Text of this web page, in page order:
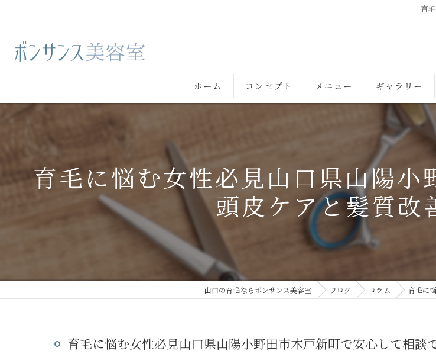
育
ホーム コンセプト メニュー ギャラリー
育毛に悩む女性必見山口県山陽
頭皮ケアと髪質改
山口の育毛ならボンサンス美容室 ブログ コラム 育毛に
育毛に悩む女性必見山口県山陽小野田市木戸新町で安心して相談